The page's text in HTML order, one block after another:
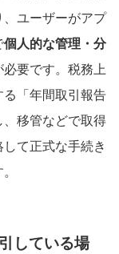
ユーザーがアプ
個人的な管理・分
要です。税務上
「年間取引報告
移管などで取得
て正式な手続き
している場